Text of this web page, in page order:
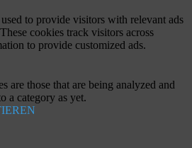
to provide visitors with relevant ads
cookies track visitors across
to provide customized ads.
are those that are being analyzed and
a category as yet.